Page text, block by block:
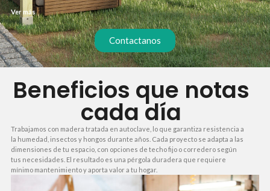
sombra en terrazas, jardines o patios. Si buscas un espacio protegido del sol
donde disfrutar comidas al aire libre o descansar, una estructura de madera
bien diseñada transforma tu exterior sin necesidad de obras complejas. Este
tipo de instalación combina funcionalidad y estética natural.
Ver más
Contactanos
Beneficios que notas
cada día
Trabajamos con madera tratada en autoclave, lo que garantiza resistencia a
la humedad, insectos y hongos durante años. Cada proyecto se adapta a las
dimensiones de tu espacio, con opciones de techo fijo o corredero según
tus necesidades. El resultado es una pérgola duradera que requiere
mínimo mantenimiento y aporta valor a tu hogar.